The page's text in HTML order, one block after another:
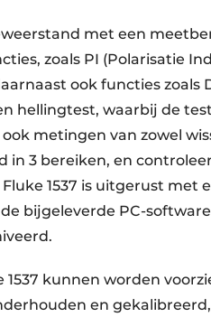
met een
zoals PI (Polarisatie
ook functies zoals
hellingtest, waarbij de
metingen van zowel
in 3 bereiken, en
1537 is uitgerust
bijgeleverde PC-
1537 kunnen worden
en